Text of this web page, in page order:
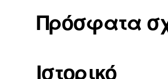
Πρόσφατα
Ιστορικό